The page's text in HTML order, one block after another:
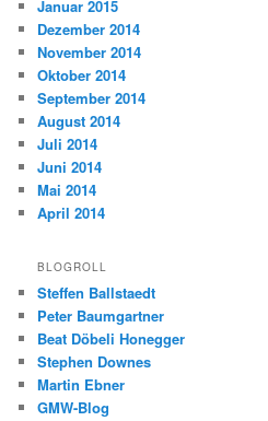
Januar 2015
Dezember 2014
November 2014
Oktober 2014
September 2014
August 2014
Juli 2014
Juni 2014
Mai 2014
April 2014
BLOGROLL
Steffen Ballstaedt
Peter Baumgartner
Beat Döbeli Honegger
Stephen Downes
Martin Ebner
GMW-Blog